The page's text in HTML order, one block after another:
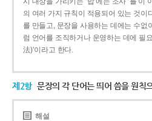
의 여러 가지 규칙이 적용되어 있는 것이
를 만들고, 문장을 사용하는 데에는 수없
럼 언어를 조직하거나 운영하는 데에 필
法)’이라고 한다.
제2항 문장의 각 단어는 띄어 씀을 원칙
해설